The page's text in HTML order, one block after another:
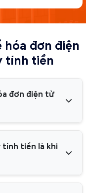
hóa đơn điện
tính tiền
đơn điện tử
tính tiền là khi